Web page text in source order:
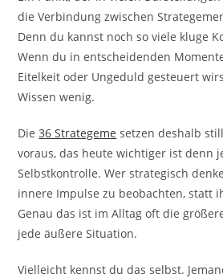
die Verbindung zwischen
Denn du kannst noch so viele kluge
Wenn du in entscheidenden
Eitelkeit oder Ungeduld gesteuert
Wissen wenig.
Die36 Strategeme setzen deshalb
voraus, das heute wichtiger ist denn
Selbstkontrolle. Wer strategisch
innere Impulse zu beobachten, statt
Genau das ist im Alltag oft die
jede äußere Situation.
Vielleicht kennst du das selbst.